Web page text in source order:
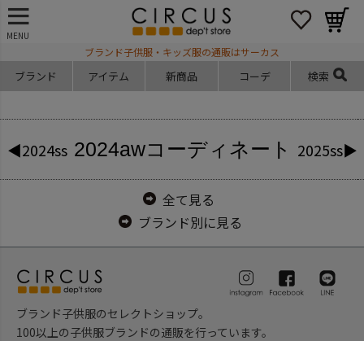
MENU
ブランド子供服・キッズ服の通販はサーカス
ブランド アイテム 新商品 コーデ 検索
◀2024ss 2024awコーディネート 2025ss▶
全て見る
ブランド別に見る
ブランド子供服のセレクトショップ。
100以上の子供服ブランドの通販を行っています。